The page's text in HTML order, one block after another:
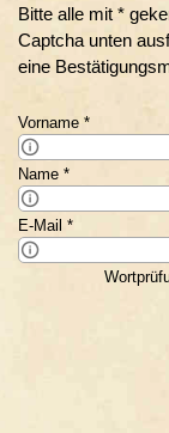
Bitte alle mit *
Captcha unten
eine
Vorname *
Bitte gib hier Deinen
Name *
Bitte gib hier Deinen
E-Mail *
Bitte gib hier eine